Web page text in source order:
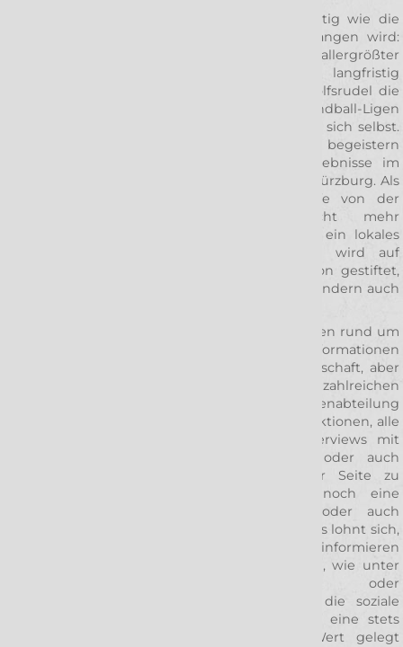
Die Geschichte der Wölfe ist ebenso einzigartig wie die
Philosophie, welcher im Wolfsrevier nachgegangen wird:
Mit geringem Etat, dafür jedoch mit allergrößter
Leidenschaft und einem nachhaltig sowie langfristig
bewährtem Jugendkonzept überrascht das Wolfsrudel die
namhafte Konkurrenz in einer der stärksten Handball-Ligen
der Welt immer wieder – und manchmal sogar sich selbst.
Das Team weiß sein Publikum fortlaufend zu begeistern
und bietet packende sowie mitreißende Erlebnisse im
heimischen Wolfsrevier, der tectake Arena in Würzburg. Als
inzwischen etablierter Verein sind die Wölfe von der
Landkarte in Handballdeutschland nicht mehr
wegzudenken und fungieren damit auch als ein lokales
Aushängeschild des Profisports. Gleichzeitig wird auf
diesem Weg einer ganzen Region Identifikation gestiftet,
denn die Wölfe sind nicht nur bodenständig, sondern auch
Diese Webseite ist das Spiegelbild der Aktivitäten rund um
das Wolfsrevier: Hier findet ihr natürlich alle Informationen
zu unserem Aushängeschild, der 3. Liga-Mannschaft, aber
auch der Verein, die DJK Rimpar e.V., mit seinen zahlreichen
Jugendteams, Herren 2 + 3 sowie der Damenabteilung
sollen nicht zu kurz kommen. Sämtliche Ticketaktionen, alle
Informationen rund um die Heimspiele, Interviews mit
eigenen wie auch gegnerischen Spielern oder auch
Spielberichte: Das alles gibt es auf dieser Seite zu
entdecken. Unsere Timeline liefert dazu noch eine
chronologische Aufstellung aller Berichte oder auch
Beiträge der vergangenen Monate und Jahre. Es lohnt sich,
diese zu durchstöbern und entdecken. Wir informieren
hier ebenso über Aktivitäten neben dem Feld, wie unter
anderem soziale Engagements oder
Wohltätigkeitsveranstaltungen – denn auch die soziale
Verantwortung ist innerhalb des Wolfsreviers eine stets
präsente Angelegenheit, worauf enormer Wert gelegt